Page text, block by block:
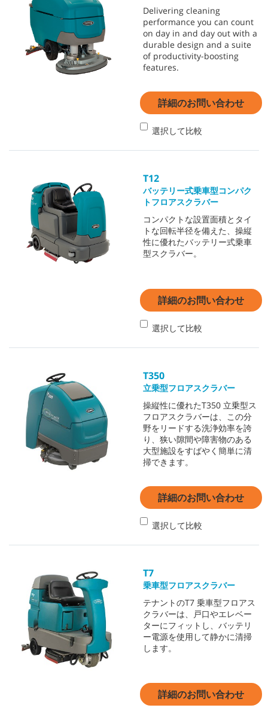
Delivering cleaning
performance you can count
on day in and day out with a
durable design and a suite
of productivity-boosting
features.
詳細のお問い合わせ
選択して比較
T12
バッテリー式乗車型コンパク
トフロアスクラバー
コンパクトな設置面積とタイ
トな回転半径を備えた、操縦
性に優れたバッテリー式乗車
型スクラバー。
詳細のお問い合わせ
選択して比較
T350
立乗型フロアスクラバー
操縦性に優れたT350 立乗型ス
フロアスクラバーは、この分
野をリードする洗浄効率を誇
り、狭い隙間や障害物のある
大型施設をすばやく簡単に清
掃できます。
詳細のお問い合わせ
選択して比較
T7
乗車型フロアスクラバー
テナントのT7 乗車型フロアス
クラバーは、戸口やエレベー
ターにフィットし、バッテリ
ー電源を使用して静かに清掃
します。
詳細のお問い合わせ